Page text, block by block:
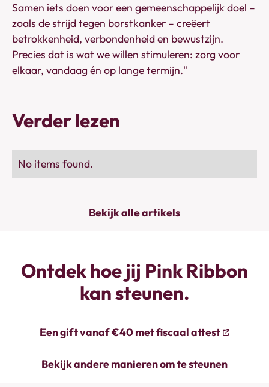
Samen iets doen voor een gemeenschappelijk doel –
zoals de strijd tegen borstkanker – creëert
betrokkenheid, verbondenheid en bewustzijn.
Precies dat is wat we willen stimuleren: zorg voor
elkaar, vandaag én op lange termijn."
Verder lezen
Bekijk alle artikels
No items found.
Ontdek hoe jij Pink Ribbon
kan steunen.
Een gift vanaf €40 met fiscaal attest
Bekijk andere manieren om te steunen